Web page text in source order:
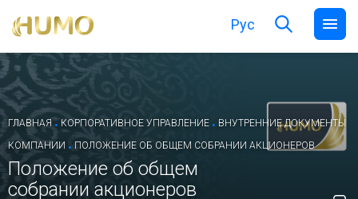
Рус
ГЛАВНАЯ . КОРПОРАТИВНОЕ УПРАВЛЕНИЕ . ВНУТРЕННИЕ ДОКУМЕНТЫ
КОМПАНИИ . ПОЛОЖЕНИЕ ОБ ОБЩЕМ СОБРАНИИ АКЦИОНЕРОВ
Положение об общем
собрании акционеров